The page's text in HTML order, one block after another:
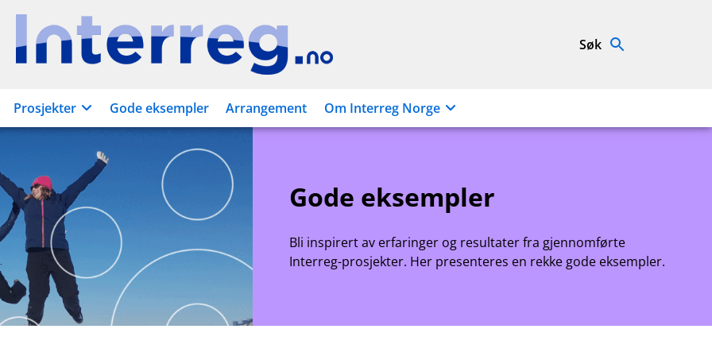
Interreg.no Søk
Prosjekter Gode eksempler Arrangement Om Interreg Norge
Gode eksempler
Bli inspirert av erfaringer og resultater fra gjennomførte
Interreg-prosjekter. Her presenteres en rekke gode eksempler.